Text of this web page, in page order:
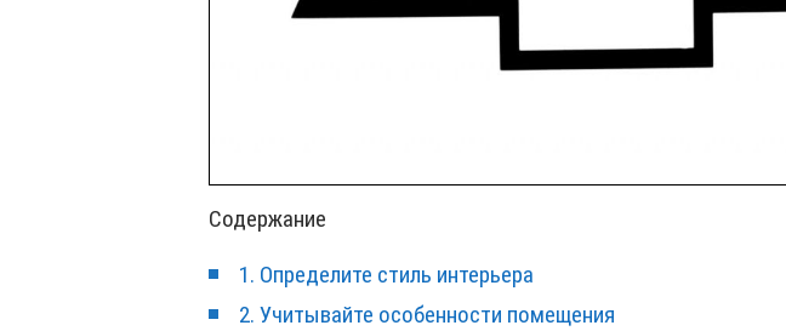
Содержание
1. Определите стиль интерьера
2. Учитывайте особенности помещения